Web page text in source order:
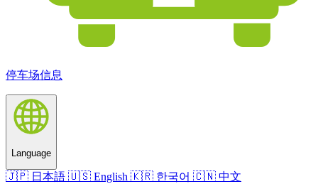
停车场信息
Language
🇯🇵 日本語 🇺🇸 English 🇰🇷 한국어 🇨🇳 中文